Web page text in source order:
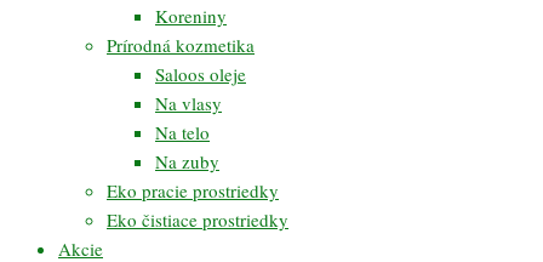
Koreniny
Prírodná kozmetika
Saloos oleje
Na vlasy
Na telo
Na zuby
Eko pracie prostriedky
Eko čistiace prostriedky
Akcie